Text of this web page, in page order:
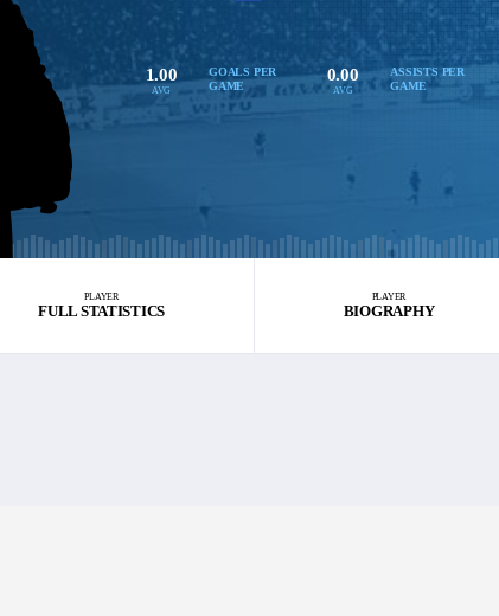
1.00
AVG
GOALS PER
GAME
0.00
AVG
ASSISTS PER
GAME
PLAYER
FULL STATISTICS
PLAYER
BIOGRAPHY